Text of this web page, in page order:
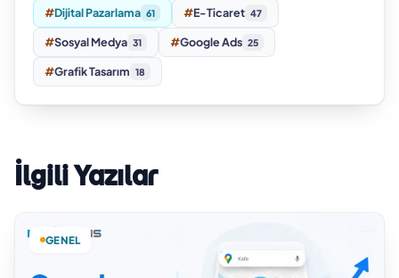
#Dijital Pazarlama 61 #E-Ticaret 47
#Sosyal Medya 31 #Google Ads 25
#Grafik Tasarım 18
İlgili Yazılar
GENEL